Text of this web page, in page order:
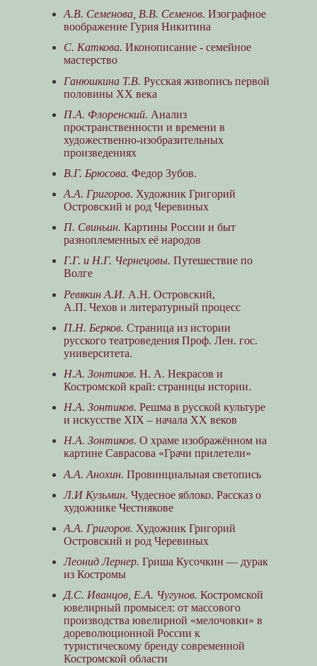
А.В. Семенова, В.В. Семенов. Изографное
воображение Гурия Никитина
С. Каткова. Иконописание - семейное
мастерство
Ганюшкина Т.В. Русская живопись первой
половины XX века
П.А. Флоренский. Анализ
пространственности и времени в
художественно-изобразительных
произведениях
В.Г. Брюсова. Федор Зубов.
А.А. Григоров. Художник Григорий
Островский и род Черевиных
П. Свиньин. Картины России и быт
разноплеменных её народов
Г.Г. и Н.Г. Чернецовы. Путешествие по
Волге
Ревякин А.И. А.Н. Островский,
А.П. Чехов и литературный процесс
П.Н. Берков. Страница из истории
русского театроведения Проф. Лен. гос.
университета.
Н.А. Зонтиков. Н. А. Некрасов и
Костромской край: страницы истории.
Н.А. Зонтиков. Решма в русской культуре
и искусстве XIX – начала XX веков
Н.А. Зонтиков. О храме изображённом на
картине Саврасова «Грачи прилетели»
А.А. Анохин. Провинциальная светопись
Л.И Кузьмин. Чудесное яблоко. Рассказ о
художнике Честнякове
А.А. Григоров. Художник Григорий
Островский и род Черевиных
Леонид Лернер. Гриша Кусочкин — дурак
из Костромы
Д.С. Иванцов, Е.А. Чугунов. Костромской
ювелирный промысел: от массового
производства ювелирной «мелочовки» в
дореволюционной России к
туристическому бренду современной
Костромской области